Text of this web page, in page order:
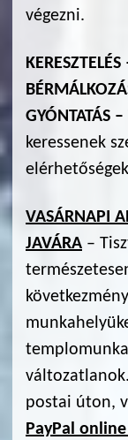
végezni.
GYÓNTATÁS
keressenek
VASÁRNAPI
JAVÁRA –
postai úton,
PayPal